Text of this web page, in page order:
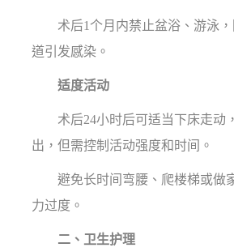
术后1个月内禁止盆浴、游泳，
道引发感染。
适度活动
术后24小时后可适当下床走动
出，但需控制活动强度和时间。
避免长时间弯腰、爬楼梯或做
力过度。
二、卫生护理